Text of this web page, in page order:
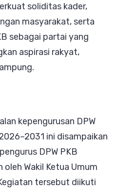
soliditas kader,
masyarakat, serta
sebagai partai yang
aspirasi rakyat,
kepengurusan DPW
ini disampaikan
DPW PKB
Wakil Ketua Umum
tersebut diikuti